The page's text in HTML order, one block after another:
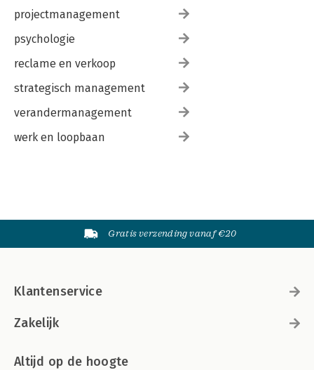
projectmanagement
psychologie
reclame en verkoop
strategisch management
verandermanagement
werk en loopbaan
Gratis verzending vanaf €20
Klantenservice
Zakelijk
Altijd op de hoogte